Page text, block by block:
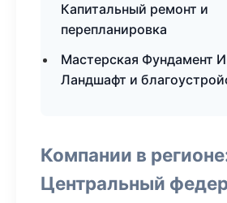
Капитальный ремонт и
перепланировка
Мастерская Фундамент
Ландшафт и
Компании в
Центральный